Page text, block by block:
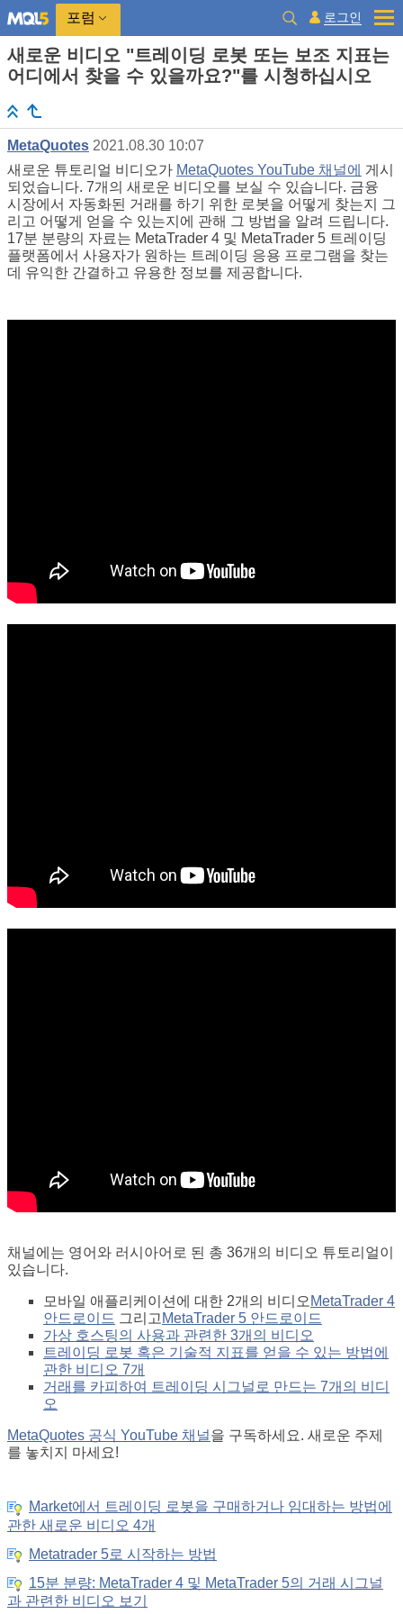
포럼 로그인
새로운 비디오 "트레이딩 로봇 또는 보조 지표는
어디에서 찾을 수 있을까요?"를 시청하십시오
MetaQuotes 2021.08.30 10:07
새로운 튜토리얼 비디오가 MetaQuotes YouTube 채널에 게시
되었습니다. 7개의 새로운 비디오를 보실 수 있습니다. 금융
시장에서 자동화된 거래를 하기 위한 로봇을 어떻게 찾는지 그
리고 어떻게 얻을 수 있는지에 관해 그 방법을 알려 드립니다.
17분 분량의 자료는 MetaTrader 4 및 MetaTrader 5 트레이딩
플랫폼에서 사용자가 원하는 트레이딩 응용 프로그램을 찾는
데 유익한 간결하고 유용한 정보를 제공합니다.
채널에는 영어와 러시아어로 된 총 36개의 비디오 튜토리얼이
있습니다.
모바일 애플리케이션에 대한 2개의 비디오 MetaTrader 4
안드로이드 그리고 MetaTrader 5 안드로이드
가상 호스팅의 사용과 관련한 3개의 비디오
트레이딩 로봇 혹은 기술적 지표를 얻을 수 있는 방법에
관한 비디오 7개
거래를 카피하여 트레이딩 시그널로 만드는 7개의 비디
오
MetaQuotes 공식 YouTube 채널을 구독하세요. 새로운 주제
를 놓치지 마세요!
Market에서 트레이딩 로봇을 구매하거나 임대하는 방법에
관한 새로운 비디오 4개
Metatrader 5로 시작하는 방법
15분 분량: MetaTrader 4 및 MetaTrader 5의 거래 시그널
과 관련한 비디오 보기